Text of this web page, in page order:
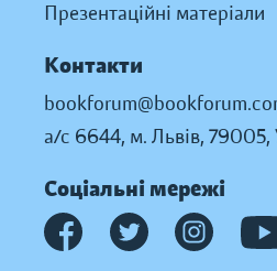
Презентаційні матеріали
Контакти
а/с 6644, м. Львів, 79005,
Соціальні мережі